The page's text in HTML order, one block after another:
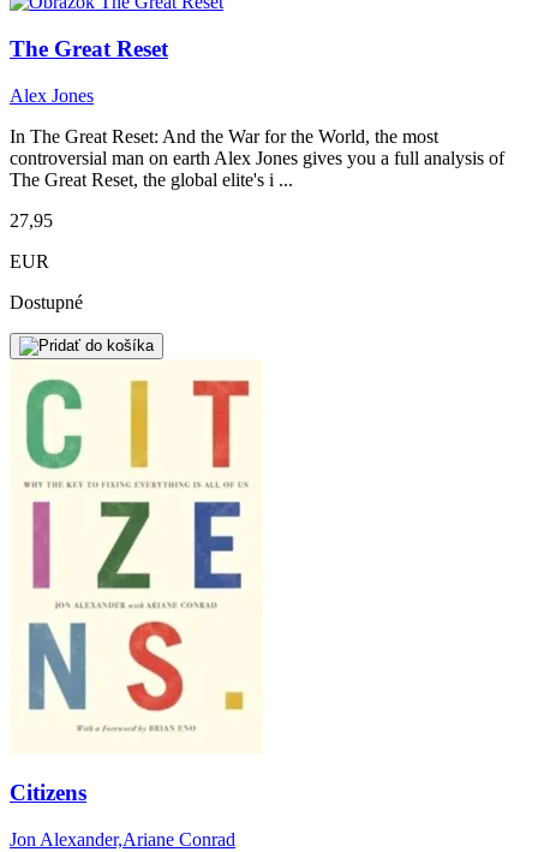
The Great Reset
Alex Jones
In The Great Reset: And the War for the World, the most
controversial man on earth Alex Jones gives you a full analysis of
The Great Reset, the global elite's i ...
27,95
EUR
Dostupné
Citizens
Jon Alexander,Ariane Conrad